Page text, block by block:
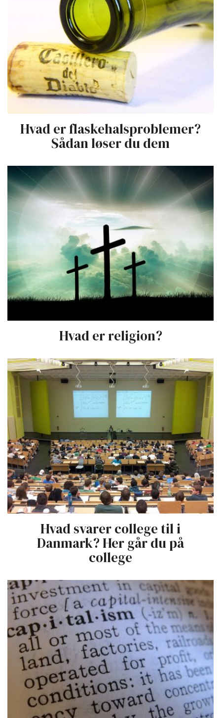
Hvad er flaskehalsproblemer?
Sådan løser du dem
Hvad er religion?
Hvad svarer college til i
Danmark? Her går du på
college